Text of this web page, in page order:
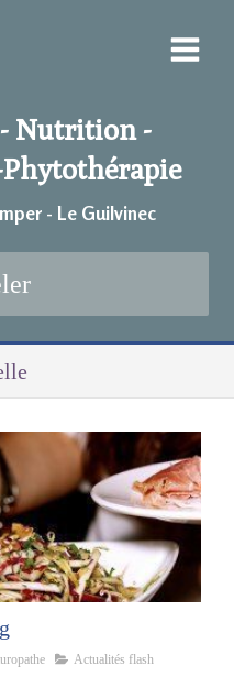
Nutrition -
Phytothérapie
- Le Guilvinec
Actualités flash